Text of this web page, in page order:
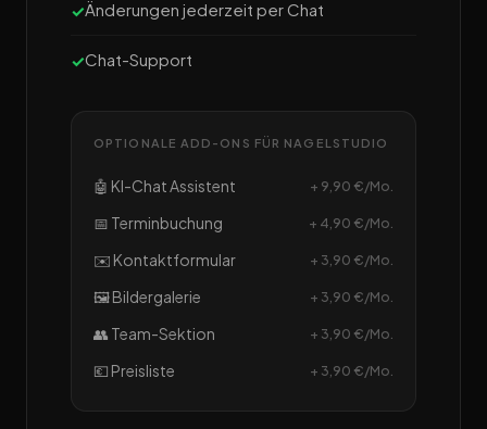
Änderungen jederzeit per Chat
Chat-Support
OPTIONALE ADD-ONS FÜR NAGELSTUDIO
🤖 KI-Chat Assistent + 9,90 €/Mo.
📅 Terminbuchung + 4,90 €/Mo.
✉️ Kontaktformular + 3,90 €/Mo.
🖼️ Bildergalerie + 3,90 €/Mo.
👥 Team-Sektion + 3,90 €/Mo.
💶 Preisliste + 3,90 €/Mo.